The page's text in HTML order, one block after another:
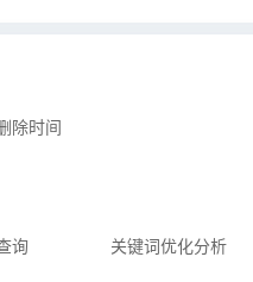
除时间
询
关键词优化分析